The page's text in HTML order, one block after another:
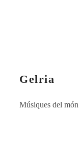
Gelria
Músiques del món